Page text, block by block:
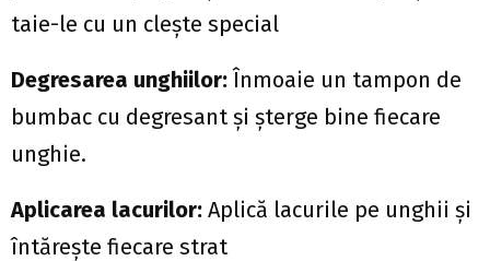
taie-le cu un clește special
Degresarea unghiilor: Înmoaie un tampon de
bumbac cu degresant și șterge bine fiecare
unghie.
Aplicarea lacurilor: Aplică lacurile pe unghii și
întărește fiecare strat